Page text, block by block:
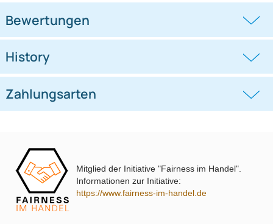
Lenkradfernbedienungsadapter
kompatibel mit Hyundai KIA
i10 i20 i30 i40 i45 i800 ix35 ix45 ohne
OEM-Soundsystem 24Pin/18Pin
59,95 €
kompatibel mit VW Passat Golf
79,95 €
passende Produkte
Mitglied der Initiative "Fairness im Handel".
Informationen zur Initiative:
https://www.fairness-im-handel.de